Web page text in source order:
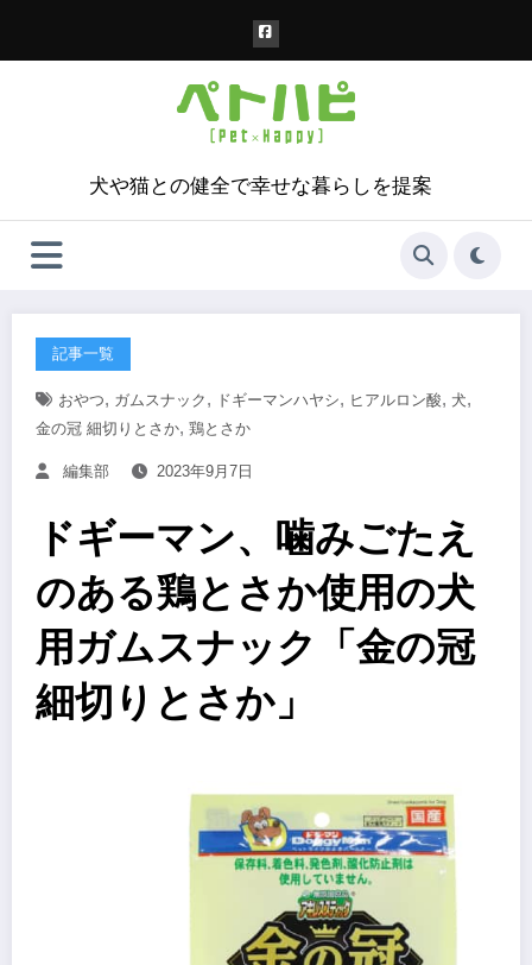
犬や猫との健全で幸せな暮らしを提案
記事一覧
おやつ, ガムスナック , ドギーマンハヤシ, ヒアルロン酸, 犬,
金の冠 細切りとさか, 鶏とさか
編集部 2023年9月7日
ドギーマン、噛みごたえ
のある鶏とさか使用の犬
用ガムスナック「金の冠
細切りとさか」